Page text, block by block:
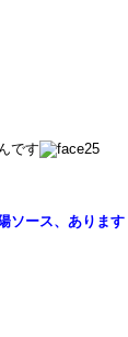
です
ソース、あります